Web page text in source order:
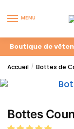
MENU
Boutique de
Accueil / Bottes de
Bottes